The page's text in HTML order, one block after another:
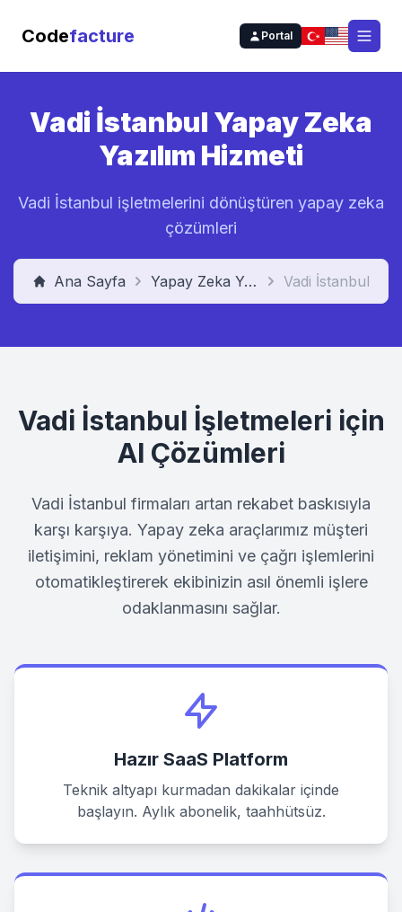
Codefacture Portal
Vadi İstanbul Yapay Zeka
Yazılım Hizmeti
Vadi İstanbul işletmelerini dönüştüren yapay zeka
çözümleri
Ana Sayfa Yapay Zeka Yazılım Hizmeti Vadi İstanbul
Vadi İstanbul İşletmeleri için
AI Çözümleri
Vadi İstanbul firmaları artan rekabet baskısıyla
karşı karşıya. Yapay zeka araçlarımız müşteri
iletişimini, reklam yönetimini ve çağrı işlemlerini
otomatikleştirerek ekibinizin asıl önemli işlere
odaklanmasını sağlar.
Hazır SaaS Platform
Teknik altyapı kurmadan dakikalar içinde
başlayın. Aylık abonelik, taahhütsüz.